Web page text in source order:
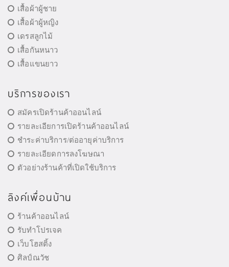
เสื้อผ้าผู้ชาย
เสื้อผ้าผู้หญิง
เดรสลูกไม้
เสื้อกันหนาว
เสื้อแขนยาว
บริการของเรา
สมัครเปิดร้านค้าออนไลน์
รายละเอียการเปิดร้านค้าออนไลน์
ชำระค่าบริการ/ต่ออายุค่าบริการ
รายละเอียดการลงโฆษณา
ตัวอย่างร้านค้าที่เปิดใช้บริการ
ลิงค์เพื่อนบ้าน
ร้านค้าออนไลน์
รับทำโปรเจค
เว็บโฮสติ้ง
ศิลป์ณวัช